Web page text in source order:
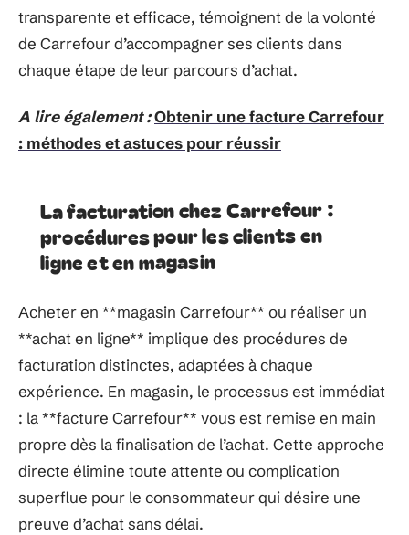
transparente et efficace, témoignent de la volonté
de Carrefour d’accompagner ses clients dans
chaque étape de leur parcours d’achat.
A lire également :Obtenir une facture Carrefour
: méthodes et astuces pour réussir
La facturation chez Carrefour :
procédures pour les clients en
ligne et en magasin
Acheter en **magasin Carrefour** ou réaliser un
**achat en ligne** implique des procédures de
facturation distinctes, adaptées à chaque
expérience. En magasin, le processus est immédiat
: la **facture Carrefour** vous est remise en main
propre dès la finalisation de l’achat. Cette approche
directe élimine toute attente ou complication
superflue pour le consommateur qui désire une
preuve d’achat sans délai.